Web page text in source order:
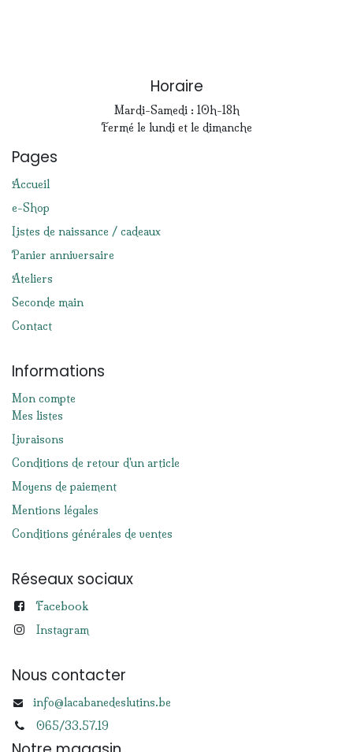
Horaire
Mardi-Samedi : 10h-18h
Fermé le lundi et le dimanche
Pages
Accueil
e-Shop
Listes de naissance / cadeaux
Panier anniversaire
Ateliers
Seconde main
Contact
Informations
Mon compte
Mes listes
Livraisons
Conditions de retour d'un article
Moyens de paiement
Mentions légales
Conditions générales de ventes
Réseaux sociaux
Facebook
Instagram
Nous contacter
info@lacabanedeslutins.be
065/33.57.19